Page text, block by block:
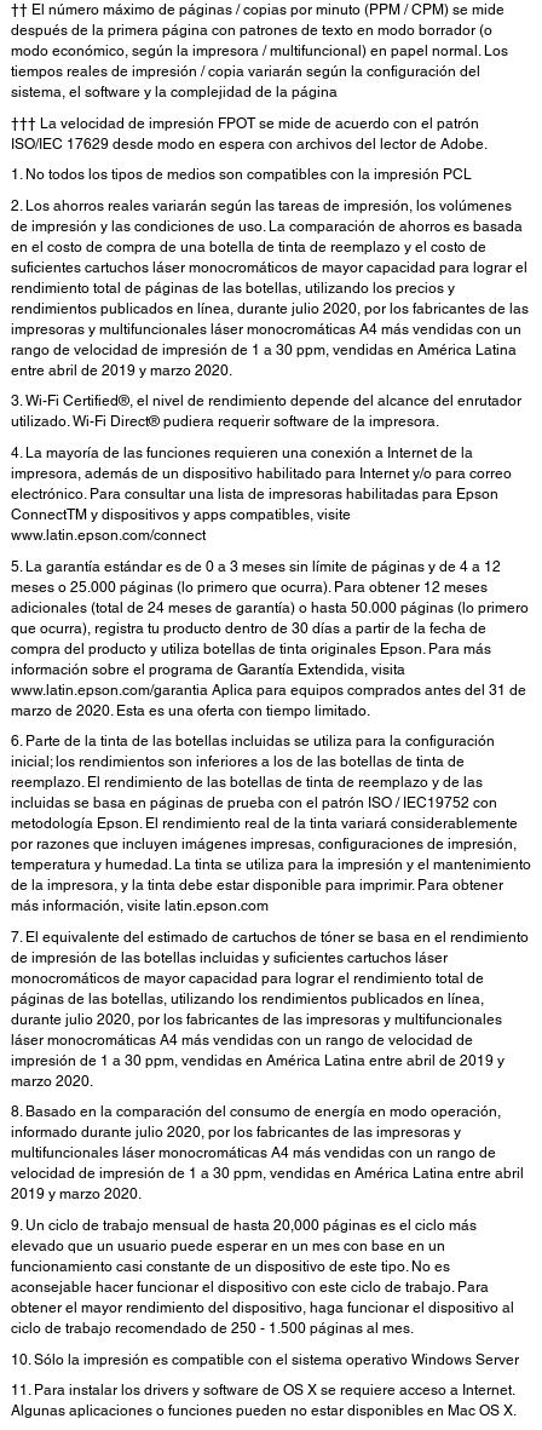
†† El número máximo de páginas / copias por minuto (PPM / CPM) se mide
después de la primera página con patrones de texto en modo borrador (o
modo económico, según la impresora / multifuncional) en papel normal. Los
tiempos reales de impresión / copia variarán según la configuración del
sistema, el software y la complejidad de la página
††† La velocidad de impresión FPOT se mide de acuerdo con el patrón
ISO/IEC 17629 desde modo en espera con archivos del lector de Adobe.
1. No todos los tipos de medios son compatibles con la impresión PCL
2. Los ahorros reales variarán según las tareas de impresión, los volúmenes
de impresión y las condiciones de uso. La comparación de ahorros es basada
en el costo de compra de una botella de tinta de reemplazo y el costo de
suficientes cartuchos láser monocromáticos de mayor capacidad para lograr el
rendimiento total de páginas de las botellas, utilizando los precios y
rendimientos publicados en línea, durante julio 2020, por los fabricantes de las
impresoras y multifuncionales láser monocromáticas A4 más vendidas con un
rango de velocidad de impresión de 1 a 30 ppm, vendidas en América Latina
entre abril de 2019 y marzo 2020.
3. Wi-Fi Certified®, el nivel de rendimiento depende del alcance del enrutador
utilizado. Wi-Fi Direct® pudiera requerir software de la impresora.
4. La mayoría de las funciones requieren una conexión a Internet de la
impresora, además de un dispositivo habilitado para Internet y/o para correo
electrónico. Para consultar una lista de impresoras habilitadas para Epson
ConnectTM y dispositivos y apps compatibles, visite
www.latin.epson.com/connect
5. La garantía estándar es de 0 a 3 meses sin límite de páginas y de 4 a 12
meses o 25.000 páginas (lo primero que ocurra). Para obtener 12 meses
adicionales (total de 24 meses de garantía) o hasta 50.000 páginas (lo primero
que ocurra), registra tu producto dentro de 30 días a partir de la fecha de
compra del producto y utiliza botellas de tinta originales Epson. Para más
información sobre el programa de Garantía Extendida, visita
www.latin.epson.com/garantia Aplica para equipos comprados antes del 31 de
marzo de 2020. Esta es una oferta con tiempo limitado.
6. Parte de la tinta de las botellas incluidas se utiliza para la configuración
inicial; los rendimientos son inferiores a los de las botellas de tinta de
reemplazo. El rendimiento de las botellas de tinta de reemplazo y de las
incluidas se basa en páginas de prueba con el patrón ISO / IEC19752 con
metodología Epson. El rendimiento real de la tinta variará considerablemente
por razones que incluyen imágenes impresas, configuraciones de impresión,
temperatura y humedad. La tinta se utiliza para la impresión y el mantenimiento
de la impresora, y la tinta debe estar disponible para imprimir. Para obtener
más información, visite latin.epson.com
7. El equivalente del estimado de cartuchos de tóner se basa en el rendimiento
de impresión de las botellas incluidas y suficientes cartuchos láser
monocromáticos de mayor capacidad para lograr el rendimiento total de
páginas de las botellas, utilizando los rendimientos publicados en línea,
durante julio 2020, por los fabricantes de las impresoras y multifuncionales
láser monocromáticas A4 más vendidas con un rango de velocidad de
impresión de 1 a 30 ppm, vendidas en América Latina entre abril de 2019 y
marzo 2020.
8. Basado en la comparación del consumo de energía en modo operación,
informado durante julio 2020, por los fabricantes de las impresoras y
multifuncionales láser monocromáticas A4 más vendidas con un rango de
velocidad de impresión de 1 a 30 ppm, vendidas en América Latina entre abril
2019 y marzo 2020.
9. Un ciclo de trabajo mensual de hasta 20,000 páginas es el ciclo más
elevado que un usuario puede esperar en un mes con base en un
funcionamiento casi constante de un dispositivo de este tipo. No es
aconsejable hacer funcionar el dispositivo con este ciclo de trabajo. Para
obtener el mayor rendimiento del dispositivo, haga funcionar el dispositivo al
ciclo de trabajo recomendado de 250 - 1.500 páginas al mes.
10. Sólo la impresión es compatible con el sistema operativo Windows Server
11. Para instalar los drivers y software de OS X se requiere acceso a Internet.
Algunas aplicaciones o funciones pueden no estar disponibles en Mac OS X.